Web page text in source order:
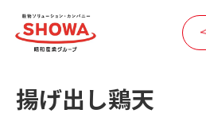
揚げ出し鶏天